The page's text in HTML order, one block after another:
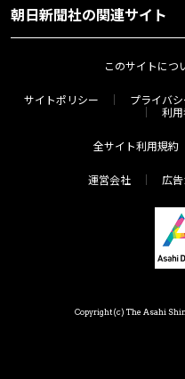
朝日新聞社の関連サイト
このサイトにつ
サイトポリシー プライバ
利
全サイト利用規約
運営会社 広
Copyright(c) The Asahi